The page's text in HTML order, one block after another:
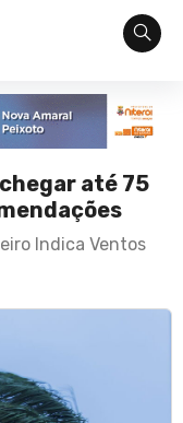
até 75
Indica Ventos